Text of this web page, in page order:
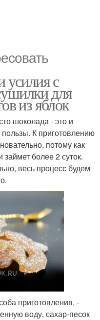
усилия с
для
из яблок
шоколада - это и
К приготовлению
потому как
более 2 суток.
весь процесс будем
приготовления, -
воду, сахар-песок